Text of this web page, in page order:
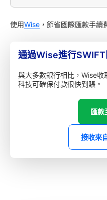
使用Wise ，節省國際匯款手續
通過Wise進行
與大多數銀行相比，Wise
科技可確保付款很快到賬。
匯
接收來